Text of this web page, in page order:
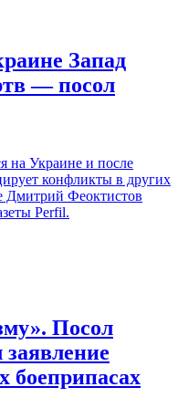
Запад
— посол
на Украине и после
конфликты в других
Дмитрий Феоктистов
Perfil.
Посол
боеприпасах